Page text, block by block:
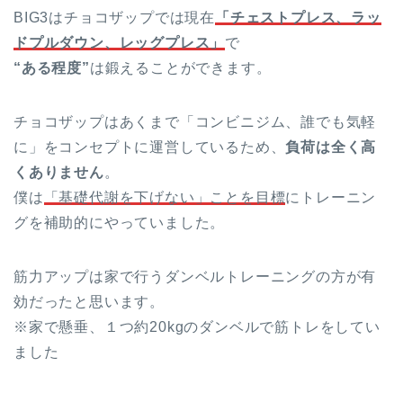
BIG3はチョコザップでは現在
「チェストプレス、ラッ
ドプルダウン、レッグプレス」 で
“ある程度”は鍛えることができます。
チョコザップはあくまで「コンビニジム、誰でも気軽
に」をコンセプトに運営しているため、負荷は全く高
くありません。
僕は 「基礎代謝を下げない」ことを目標にトレーニン
グを補助的にやっていました。
筋力アップは家で行うダンベルトレーニングの方が有
効だったと思います。
※家で懸垂、１つ約20kgのダンベルで筋トレをしてい
ました